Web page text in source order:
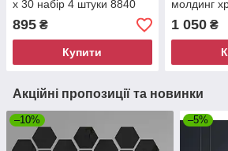
x 30 набір 4 штуки 8840
895 ₴
Купити
молдинг
8815
1 050₴
Акційні пропозиції та новинки
–10% –5%